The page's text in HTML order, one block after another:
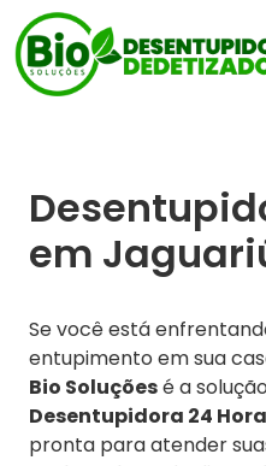
em
Se você está
entupimento em sua
Bio Soluçõesé a
Desentupidora 24
pronta para atender